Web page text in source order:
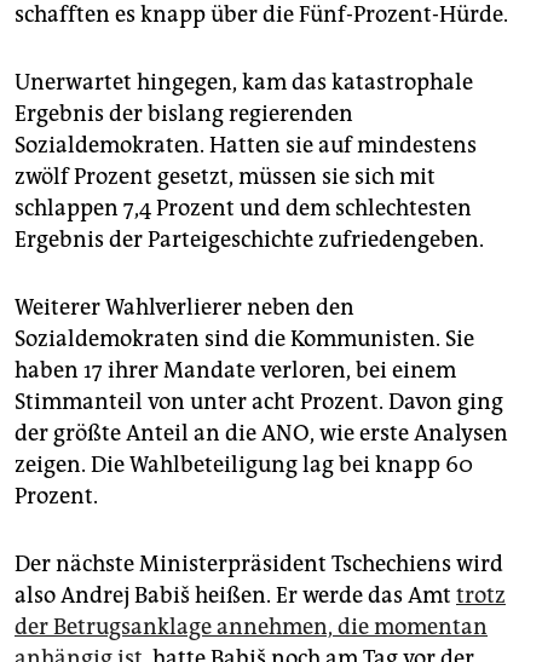
schafften es knapp über die Fünf-Prozent-Hürde.
Unerwartet hingegen, kam das katastrophale
Ergebnis der bislang regierenden
Sozialdemokraten. Hatten sie auf mindestens
zwölf Prozent gesetzt, müssen sie sich mit
schlappen 7,4 Prozent und dem schlechtesten
Ergebnis der Parteigeschichte zufriedengeben.
Weiterer Wahlverlierer neben den
Sozialdemokraten sind die Kommunisten. Sie
haben 17 ihrer Mandate verloren, bei einem
Stimmanteil von unter acht Prozent. Davon ging
der größte Anteil an die ANO, wie erste Analysen
zeigen. Die Wahlbeteiligung lag bei knapp 60
Prozent.
Der nächste Ministerpräsident Tschechiens wird
also Andrej Babiš heißen. Er werde das Amt trotz
der Betrugsanklage annehmen, die momentan